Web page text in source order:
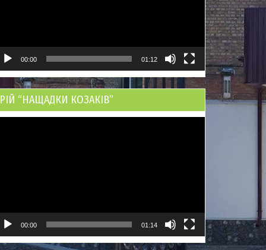
00:00 01:12
РІЙ “НАЩАДКИ КОЗАКІВ”
00:00 01:14